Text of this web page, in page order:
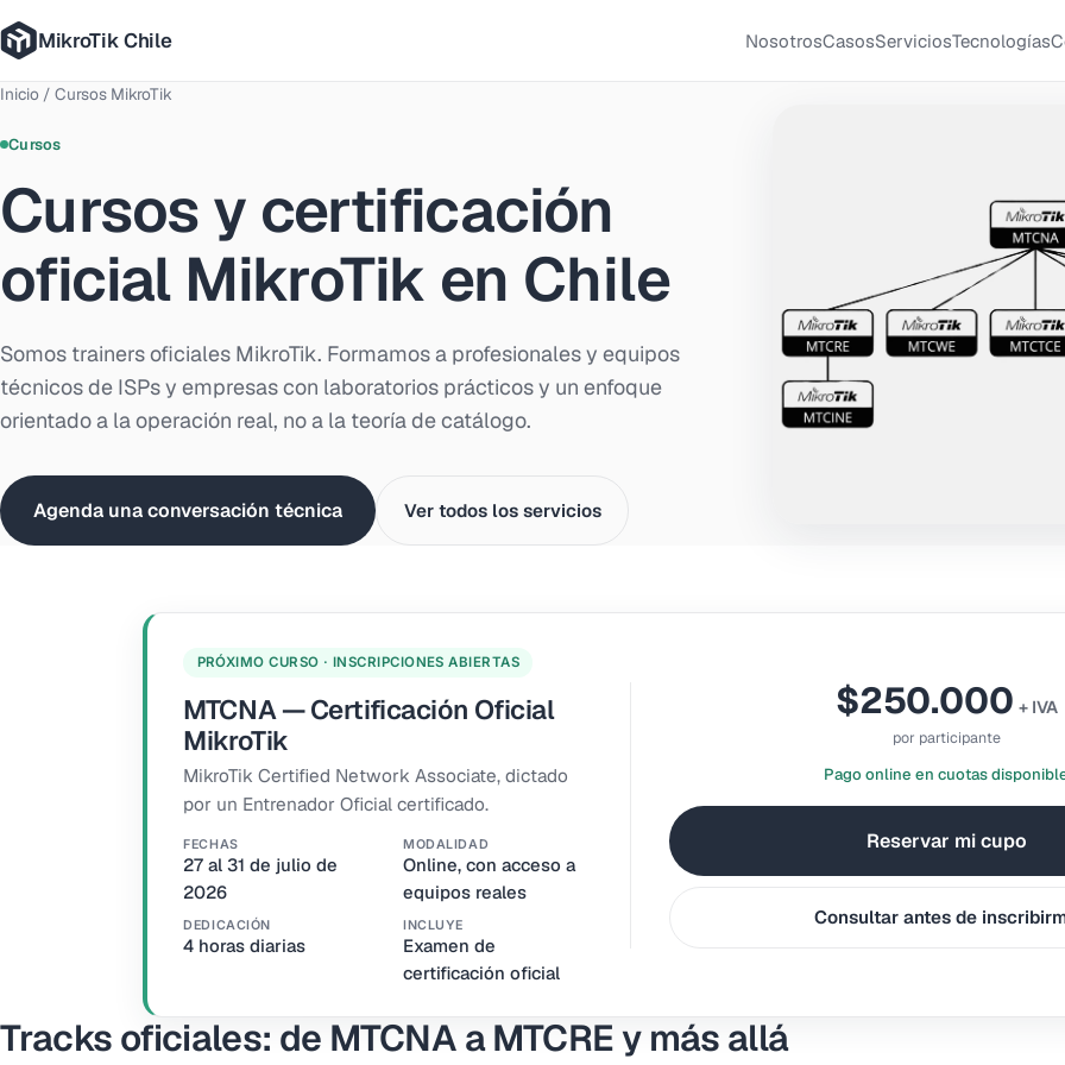
MikroTik Chile NosotrosCasosServiciosTecnologías
Inicio / Cursos MikroTik
Cursos
Cursos y certificación
oficial MikroTik en Chile
Somos trainers oficiales MikroTik. Formamos a profesionales y equipos
técnicos de ISPs y empresas con laboratorios prácticos y un enfoque
orientado a la operación real, no a la teoría de catálogo.
Agenda una conversación técnica Ver todos los servicios
PRÓXIMO CURSO · INSCRIPCIONES ABIERTAS
MTCNA — Certificación Oficial
MikroTik
MikroTik Certified Network Associate, dictado
por un Entrenador Oficial certificado.
FECHAS
27 al 31 de julio de
2026
MODALIDAD
Online, con acceso a
equipos reales
DEDICACIÓN
4 horas diarias
INCLUYE
Examen de
certificación oficial
$250.000 + IVA
por participante
Pago online en cuotas
Reservar mi cupo
Consultar antes de
Tracks oficiales: de MTCNA a MTCRE y más allá